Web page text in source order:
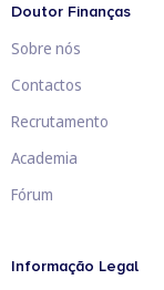
Doutor Finanças
Sobre nós
Contactos
Recrutamento
Academia
Fórum
Informação Legal